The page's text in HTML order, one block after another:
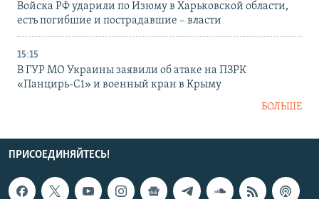
Войска РФ ударили по Изюму в Харьковской области,
есть погибшие и пострадавшие – власти
15:15
В ГУР МО Украины заявили об атаке на ПЗРК
«Панцирь-С1» и военный кран в Крыму
БОЛЬШЕ
ПРИСОЕДИНЯЙТЕСЬ!